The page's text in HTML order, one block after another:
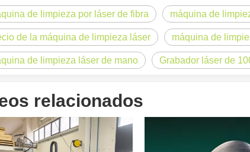
adaptada a una audiencia internacional manteniendo el tono
de limpieza por láser de fibra máquina de
de la máquina de limpieza láser máquina de
de limpieza láser de mano Grabador láser de
relacionados